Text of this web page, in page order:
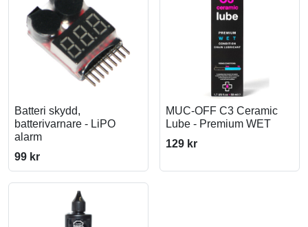
Batteri skydd,
batterivarnare - LiPO
alarm
99 kr
MUC-OFF C3 Ceramic
Lube - Premium WET
129 kr